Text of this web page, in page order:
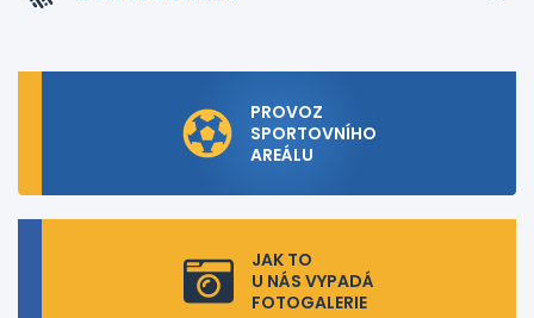
PROVOZ
SPORTOVNÍHO
AREÁLU
JAK TO
U NÁS VYPADÁ
FOTOGALERIE